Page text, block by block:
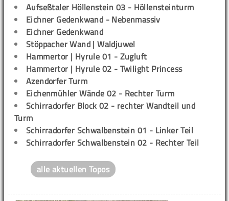
Aufseßtaler Höllenstein 03 - Höllensteinturm
Eichner Gedenkwand - Nebenmassiv
Eichner Gedenkwand
Stöppacher Wand | Waldjuwel
Hammertor | Hyrule 01 - Zugluft
Hammertor | Hyrule 02 - Twilight Princess
Azendorfer Turm
Eichenmühler Wände 02 - Rechter Turm
Schirradorfer Block 02 - rechter Wandteil und
Turm
Schirradorfer Schwalbenstein 01 - Linker Teil
Schirradorfer Schwalbenstein 02 - Rechter Teil
alle aktuellen Topos